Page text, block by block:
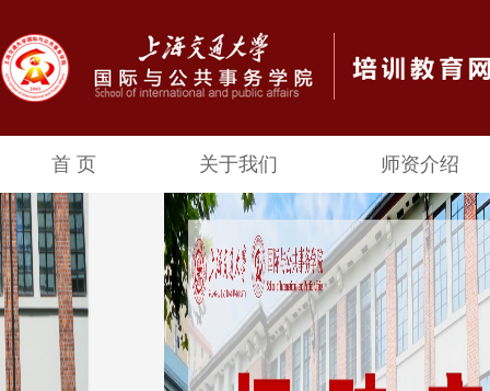
首 页 关于我们 师资介绍